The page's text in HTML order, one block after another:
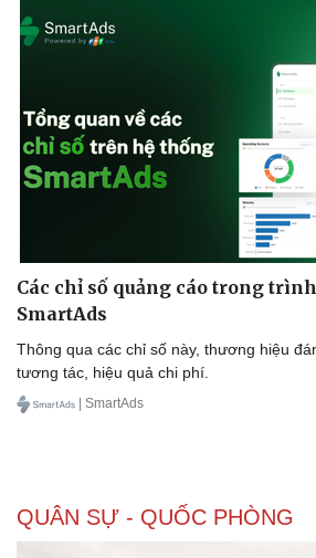
Các chỉ số quảng cáo trong
SmartAds
Thông qua các chỉ số này, thương hiệu
tương tác, hiệu quả chi phí.
| SmartAds
QUÂN SỰ - QUỐC PHÒNG